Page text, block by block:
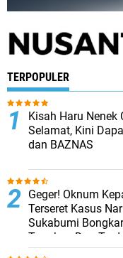
TERPOPULER
Kisah Haru Nenek
Selamat, Kini
dan BAZNAS
Geger! Oknum
Terseret Kasus
Sukabumi
Tangkap Dua